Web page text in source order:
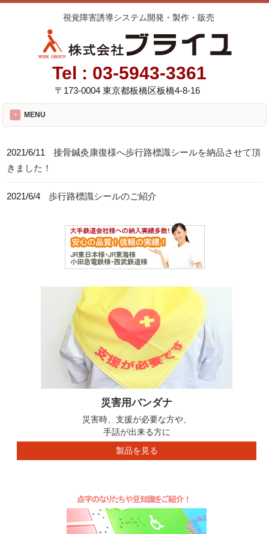
視覚障害誘導システム開発・製作・販売
Tel : 03-5943-3361
〒173-0004 東京都板橋区板橋4-8-16
MENU
2021/6/11
接骨鍼灸康復様へ歩行路標識シールを納品させて頂
きました！
2021/6/4 歩行路標識シールのご紹介
災害用バンダナ
災害時、支援が必要な方や、
手話が出来る方に
製品を見る